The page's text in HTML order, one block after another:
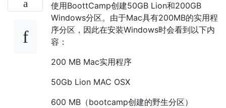
使用BoottCamp创建50GB Lion和200GB
Windows分区。由于Mac具有200MB的实用程
序分区，因此在安装Windows时会看到以下内
容：
200 MB Mac实用程序
50Gb Lion MAC OSX
600 MB（bootcamp创建的野生分区）